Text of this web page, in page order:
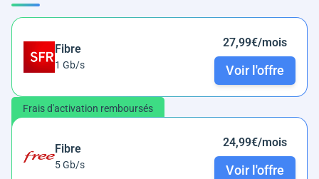
Fibre
1 Gb/s
27,99€/mois
Voir l'offre
Frais d'activation remboursés
Fibre
5 Gb/s
24,99€/mois
Voir l'offre